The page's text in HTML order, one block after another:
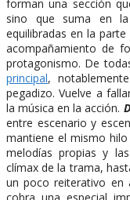
forman una sección
sino que suma en la
equilibradas en la
acompañamiento de
protagonismo. De
principal,
pegadizo. Vuelve a
la música en la acción.
entre escenario y
mantiene el mismo
melodías propias y
clímax de la trama,
un poco reiterativo en